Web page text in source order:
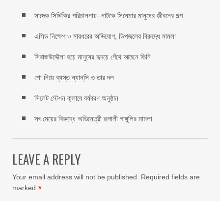
সাদেক সিদ্দিকির পরিচালনায়- নাটকে সিনেমার মানুষের জীবনের গল্প
এসিড নিক্ষেপ ও মারধরের অভিযোগ, ডিপজলের বিরুদ্ধে মামলা
সিরাজউদ্দৌলা হয়ে মানুষের হৃদয়ে গেঁথে আছেন তিনি
শো নিয়ে ব্যস্ত ন্যান্‌সি ও তার দল
সিলেট স্টেশন ক্লাবে বর্ষবরণ অনুষ্ঠান
সৎ মেয়ের বিরুদ্ধে অভিনেত্রী রূপালী গাঙ্গুলির মামলা
LEAVE A REPLY
Your email address will not be published. Required fields are
marked *